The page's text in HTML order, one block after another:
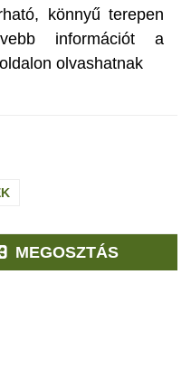
könnyű terepen
információt a
oldalon olvashatnak
MEGOSZTÁS